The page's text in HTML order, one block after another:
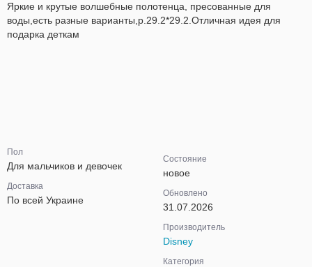
Яркие и крутые волшебные полотенца, пресованные для
воды,есть разные варианты,р.29.2*29.2.Отличная идея для
подарка деткам
Пол
Для мальчиков и девочек
Доставка
По всей Украине
Состояние
новое
Обновлено
31.07.2026
Производитель
Disney
Категория